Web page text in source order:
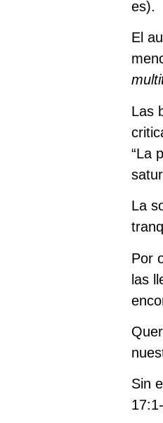
es).
El
Las
“La
La
Por
las
Sin